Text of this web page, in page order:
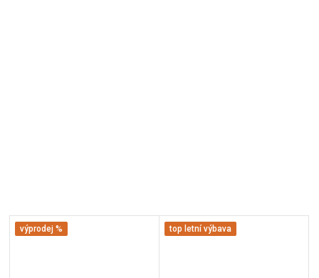
výprodej % top letní výbava